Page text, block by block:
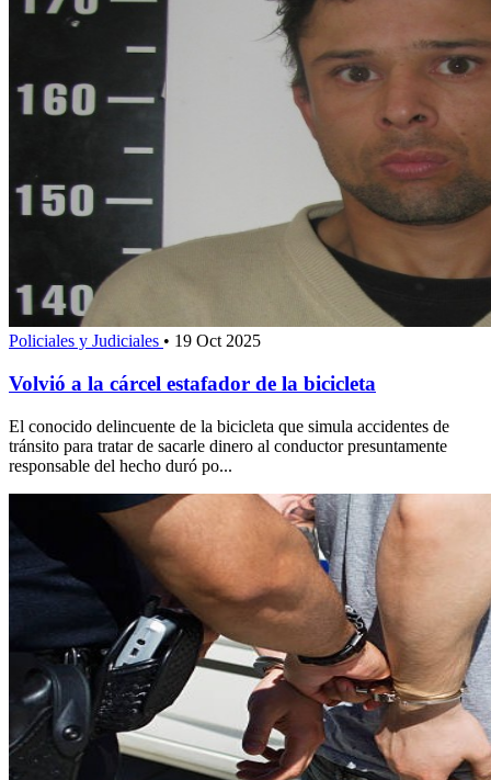
Policiales y Judiciales • 19 Oct 2025
Volvió a la cárcel estafador de la bicicleta
El conocido delincuente de la bicicleta que simula accidentes de
tránsito para tratar de sacarle dinero al conductor presuntamente
responsable del hecho duró po...